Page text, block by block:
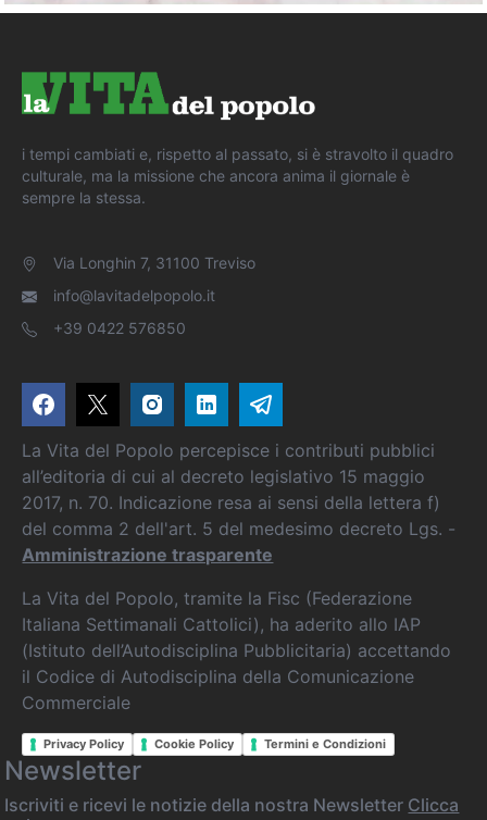
i tempi cambiati e, rispetto al passato, si è stravolto il quadro
culturale, ma la missione che ancora anima il giornale è
sempre la stessa.
Via Longhin 7, 31100 Treviso
info@lavitadelpopolo.it
+39 0422 576850
La Vita del Popolo percepisce i contributi pubblici
all’editoria di cui al decreto legislativo 15 maggio
2017, n. 70. Indicazione resa ai sensi della lettera f)
del comma 2 dell'art. 5 del medesimo decreto Lgs. -
Amministrazione trasparente
La Vita del Popolo, tramite la Fisc (Federazione
Italiana Settimanali Cattolici), ha aderito allo IAP
(Istituto dell’Autodisciplina Pubblicitaria) accettando
il Codice di Autodisciplina della Comunicazione
Commerciale
Privacy Policy Cookie Policy Termini e Condizioni
Newsletter
Iscriviti e ricevi le notizie della nostra Newsletter Clicca